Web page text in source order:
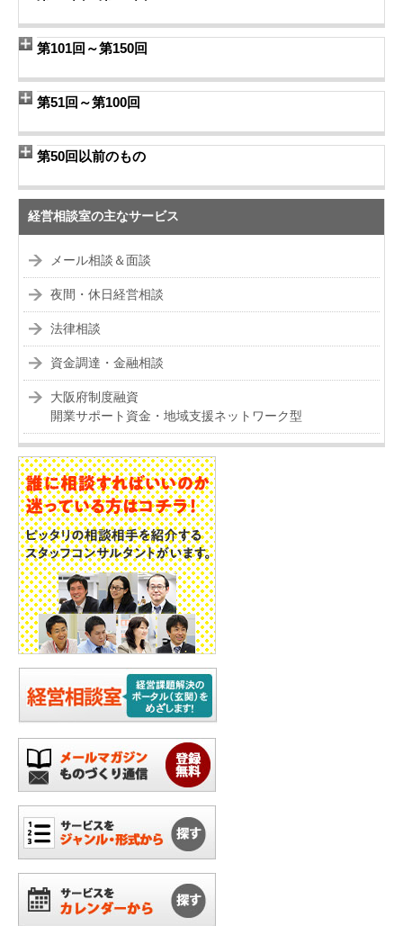
第101回～第150回
第51回～第100回
第50回以前のもの
経営相談室の主なサービス
メール相談＆面談
夜間・休日経営相談
法律相談
資金調達・金融相談
大阪府制度融資
開業サポート資金・地域支援ネットワーク型